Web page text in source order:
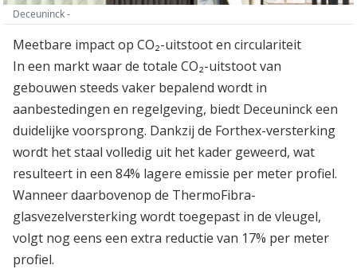
Deceuninck -
Meetbare impact op CO₂-uitstoot en circulariteit
In een markt waar de totale CO₂-uitstoot van
gebouwen steeds vaker bepalend wordt in
aanbestedingen en regelgeving, biedt Deceuninck een
duidelijke voorsprong. Dankzij de Forthex-versterking
wordt het staal volledig uit het kader geweerd, wat
resulteert in een 84% lagere emissie per meter profiel.
Wanneer daarbovenop de ThermoFibra-
glasvezelversterking wordt toegepast in de vleugel,
volgt nog eens een extra reductie van 17% per meter
profiel.